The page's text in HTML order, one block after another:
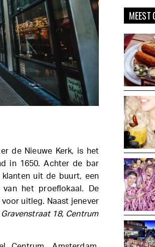
de Nieuwe Kerk, is het
in 1650. Achter de bar
klanten uit de buurt, een
het proeflokaal. De
uitleg. Naast jenever
Gravenstraat 18, Centrum
MEEST